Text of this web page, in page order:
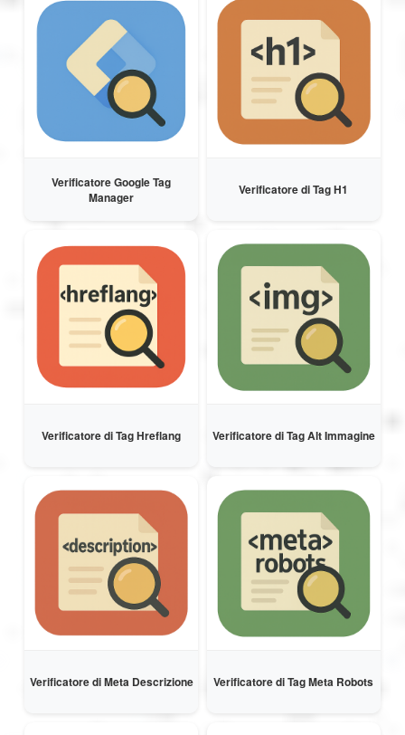
Verificatore Google Tag
Manager
Verificatore di Tag H1
Verificatore di Tag Hreflang Verificatore di Tag Alt Immagine
Verificatore di Meta Descrizione Verificatore di Tag Meta Robots